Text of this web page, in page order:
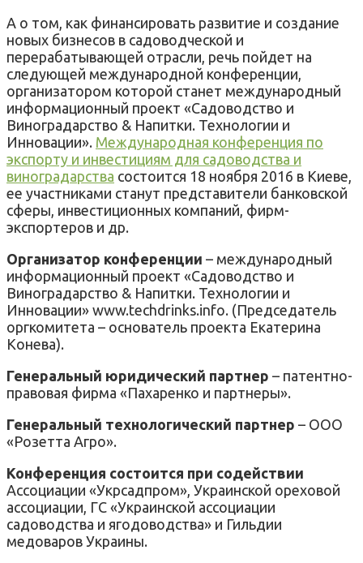
А о том, как финансировать развитие и создание
новых бизнесов в садоводческой и
перерабатывающей отрасли, речь пойдет на
следующей международной конференции,
организатором которой станет международный
информационный проект «Садоводство и
Виноградарство & Напитки. Технологии и
Инновации». Международная конференция по
экспорту и инвестициям для садоводства и
виноградарства состоится 18 ноября 2016 в Киеве,
ее участниками станут представители банковской
сферы, инвестиционных компаний, фирм-
экспортеров и др.
Организатор конференции – международный
информационный проект «Садоводство и
Виноградарство & Напитки. Технологии и
Инновации» www.techdrinks.info. (Председатель
оргкомитета – основатель проекта Екатерина
Конева).
Генеральный юридический партнер – патентно-
правовая фирма «Пахаренко и партнеры».
Генеральный технологический партнер – ООО
«Розетта Агро».
Конференция состоится при содействии
Ассоциации «Укрсадпром», Украинской ореховой
ассоциации, ГС «Украинской ассоциации
садоводства и ягодоводства» и Гильдии
медоваров Украины.